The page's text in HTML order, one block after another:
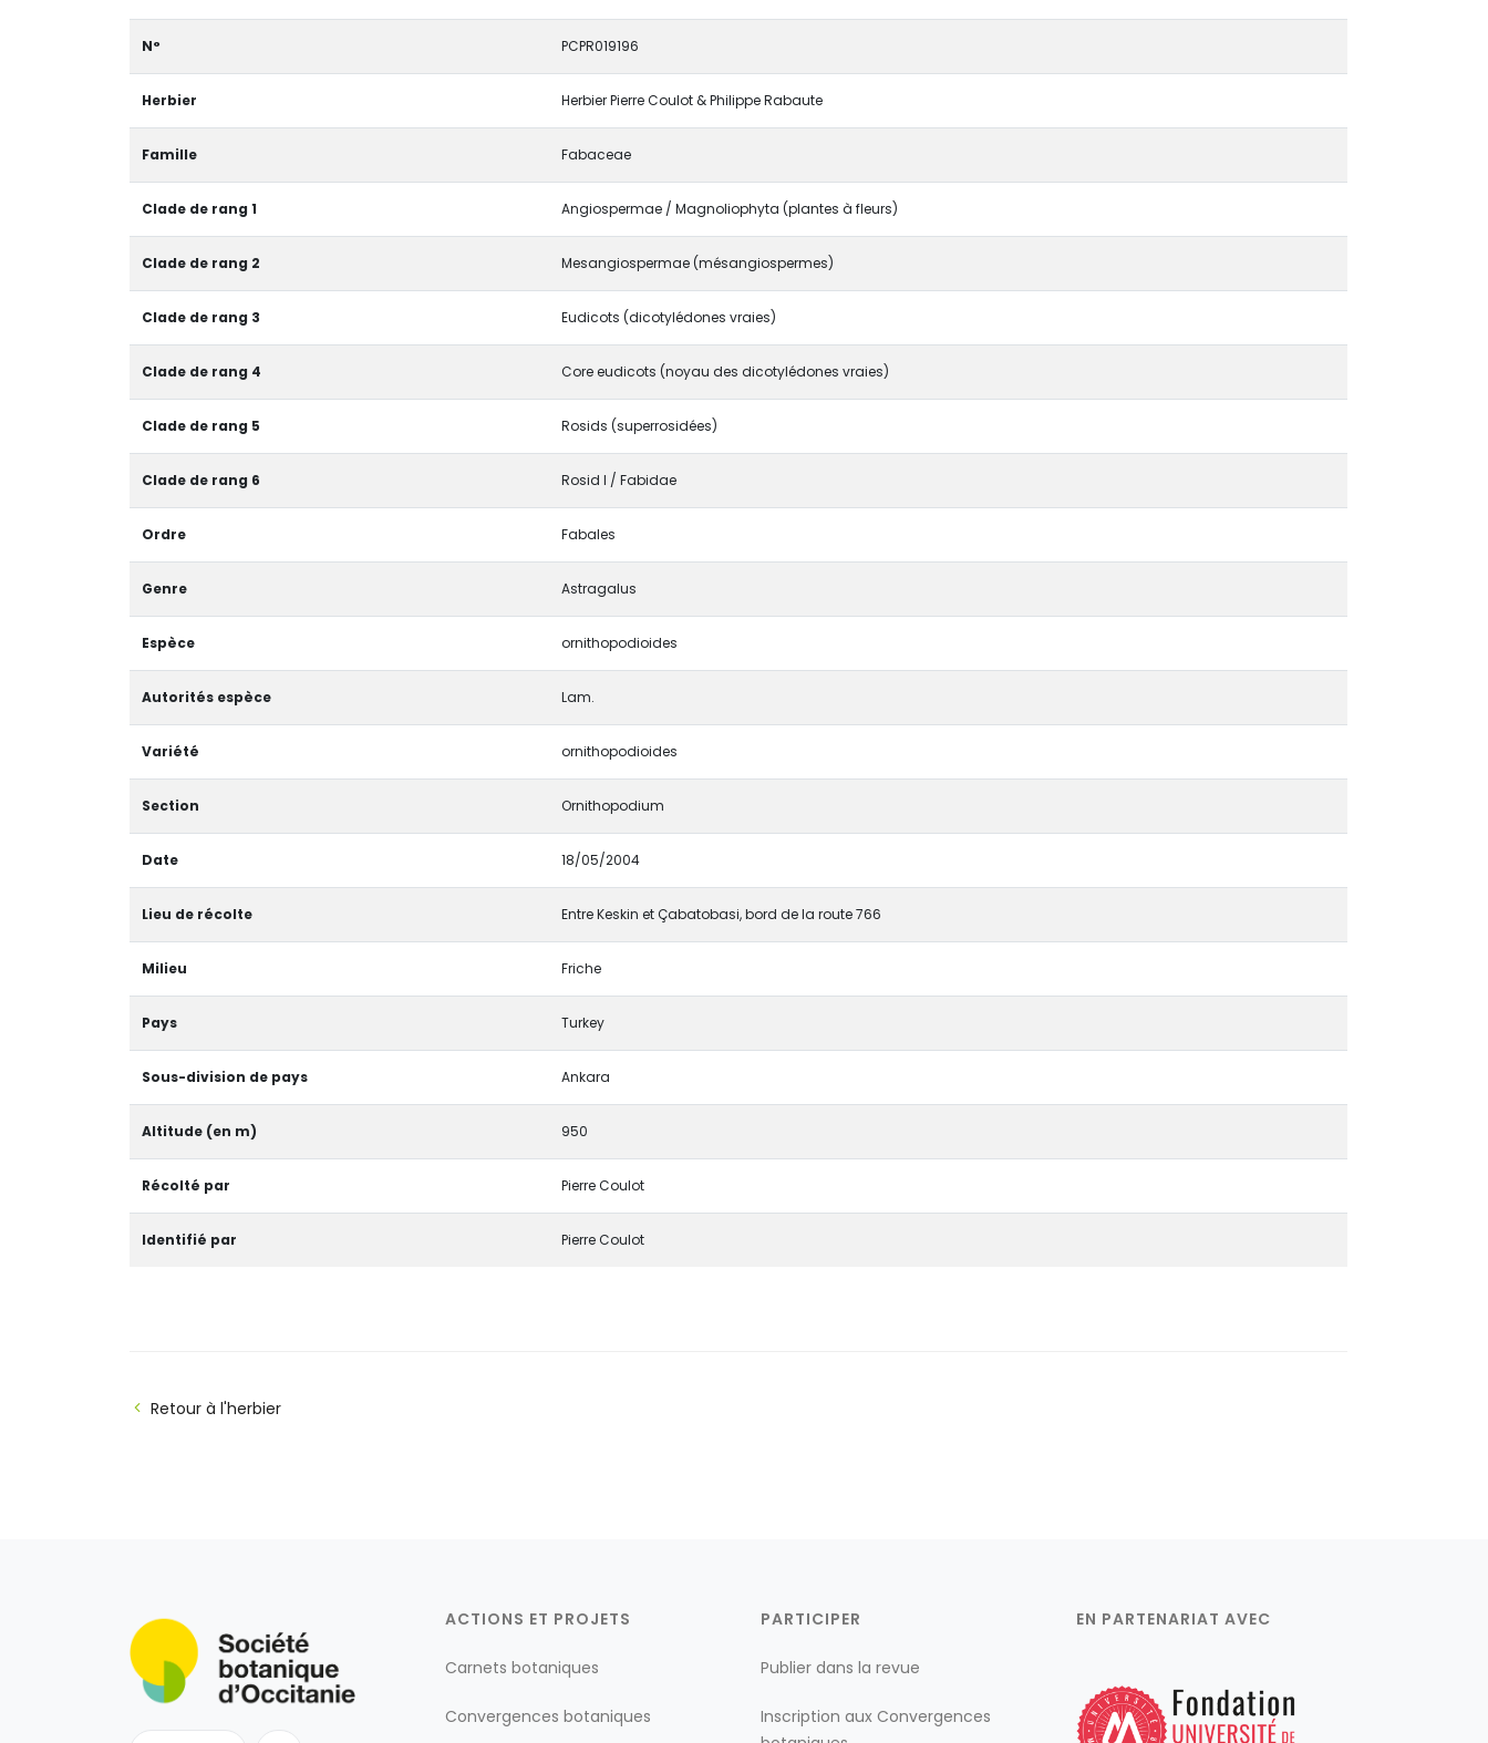
N° PCPR019196
Herbier Herbier Pierre Coulot & Philippe Rabaute
Famille Fabaceae
Clade de rang 1 Angiospermae / Magnoliophyta (plantes à fleurs)
Clade de rang 2 Mesangiospermae (mésangiospermes)
Clade de rang 3 Eudicots (dicotylédones vraies)
Clade de rang 4 Core eudicots (noyau des dicotylédones vraies)
Clade de rang 5 Rosids (superrosidées)
Clade de rang 6 Rosid I / Fabidae
Ordre Fabales
Genre Astragalus
Espèce ornithopodioides
Autorités espèce Lam.
Variété ornithopodioides
Section Ornithopodium
Date 18/05/2004
Lieu de récolte Entre Keskin et Çabatobasi, bord de la route 766
Milieu Friche
Pays Turkey
Sous-division de pays Ankara
Altitude (en m) 950
Récolté par Pierre Coulot
Identifié par Pierre Coulot
Retour à l'herbier
ACTIONS ET PROJETS
Carnets botaniques
Convergences botaniques
PARTICIPER
Publier dans la revue
Inscription aux Convergences
EN PARTENARIAT AVEC